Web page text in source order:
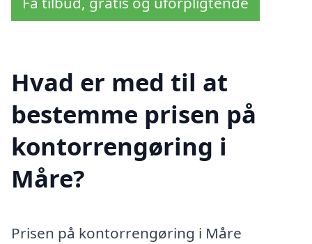
Hvad er med til at
bestemme prisen på
kontorrengøring i
Måre?
Prisen på kontorrengøring i Måre